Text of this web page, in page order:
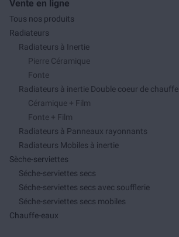
Vente en ligne
Tous nos produits
Radiateurs
Radiateurs à Inertie
Pierre Céramique
Fonte
Radiateurs à inertie Double coeur de chauffe
Céramique + Film
Fonte + Film
Radiateurs à Panneaux rayonnants
Radiateurs Mobiles à inertie
Sèche-serviettes
Séche-serviettes secs
Séche-serviettes secs avec soufflerie
Séche-serviettes secs mobiles
Chauffe-eaux